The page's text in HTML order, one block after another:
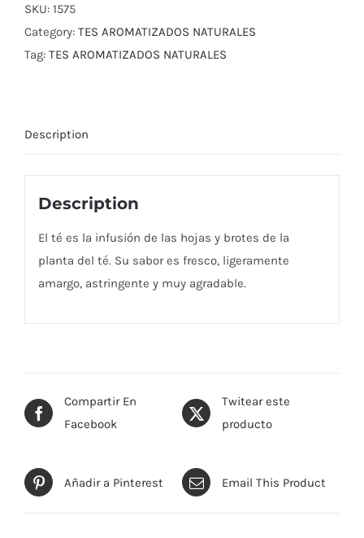
SKU: 1575
Category: TES AROMATIZADOS NATURALES
Tag: TES AROMATIZADOS NATURALES
Description
Description
El té es la infusión de las hojas y brotes de la
planta del té. Su sabor es fresco, ligeramente
amargo, astringente y muy agradable.
Compartir En
Facebook
Twitear este
producto
Añadir a Pinterest Email This Product